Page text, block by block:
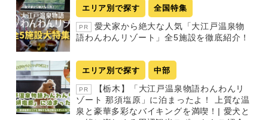
エリア別で探す 全国特集
PR
愛犬家から絶大な人気「大江戸温泉物
語わんわんリゾート」全5施設を徹底紹介！
エリア別で探す 中部
PR
【栃木】「大江戸温泉物語わんわんリ
ゾート 那須塩原」に泊まったよ！ 上質な温
泉と豪華多彩なバイキングを満喫！| 愛犬と